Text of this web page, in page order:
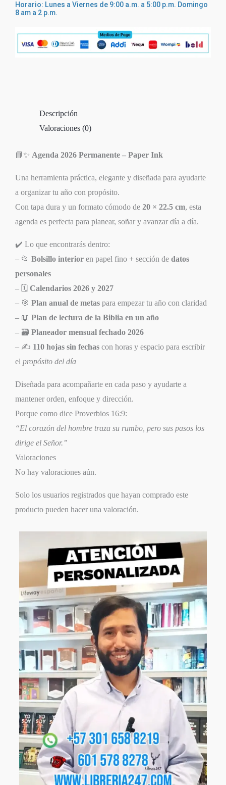
Horario: Lunes a Viernes de 9:00 a.m. a 5:00 p.m. Domingo
8 am a 2 p.m.
Descripción
Valoraciones (0)
📘✨ Agenda 2026 Permanente – Paper Ink
Una herramienta práctica, elegante y diseñada para ayudarte
a organizar tu año con propósito.
Con tapa dura y un formato cómodo de 20 × 22.5 cm, esta
agenda es perfecta para planear, soñar y avanzar día a día.
✔️ Lo que encontrarás dentro:
– 📂 Bolsillo interior en papel fino + sección de datos
personales
– 🗓️ Calendarios 2026 y 2027
– 🎯 Plan anual de metas para empezar tu año con claridad
– 📖 Plan de lectura de la Biblia en un año
– 🗃️ Planeador mensual fechado 2026
– ✍️ 110 hojas sin fechas con horas y espacio para escribir
el propósito del día
Diseñada para acompañarte en cada paso y ayudarte a
mantener orden, enfoque y dirección.
Porque como dice Proverbios 16:9:
“El corazón del hombre traza su rumbo, pero sus pasos los
dirige el Señor.”
Valoraciones
No hay valoraciones aún.
Solo los usuarios registrados que hayan comprado este
producto pueden hacer una valoración.